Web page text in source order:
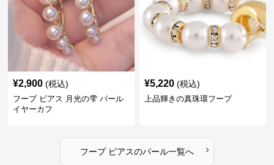
¥2,900 (税込)
フープ ピアス 月光の雫 パール
イヤーカフ
¥5,220 (税込)
上品輝きの真珠環フープ
フープ ピアスのパール一覧へ ›